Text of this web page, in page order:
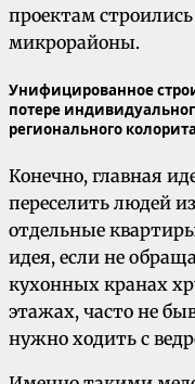
проектам
микрорайоны.
Унифицированное
потере
регионального
Конечно, главная
переселить людей
отдельные
идея, если не
кухонных кранах
этажах, часто не
нужно ходить с